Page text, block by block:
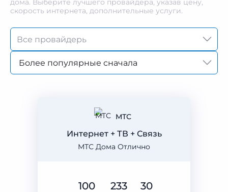
дома. Выберите лучшего провайдера, указав цену,
скорость интернета, дополнительные услуги.
Более популярные сначала
МТС
МТС Дома Отлично
Интернет + ТВ + Связь
100 233 30